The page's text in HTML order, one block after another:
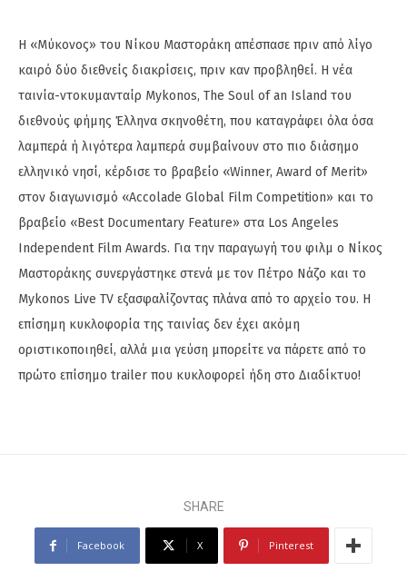
Η «Μύκονος» του Νίκου Μαστοράκη απέσπασε πριν από λίγο
καιρό δύο διεθνείς διακρίσεις, πριν καν προβληθεί. Η νέα
ταινία-ντοκυμανταίρ Mykonos, The Soul of an Island του
διεθνούς φήμης Έλληνα σκηνοθέτη, που καταγράφει όλα όσα
λαμπερά ή λιγότερα λαμπερά συμβαίνουν στο πιο διάσημο
ελληνικό νησί, κέρδισε το βραβείο «Winner, Award of Merit»
στον διαγωνισμό «Accolade Global Film Competition» και το
βραβείο «Best Documentary Feature» στα Los Angeles
Independent Film Awards. Για την παραγωγή του φιλμ ο Νίκος
Μαστοράκης συνεργάστηκε στενά με τον Πέτρο Νάζο και το
Mykonos Live TV εξασφαλίζοντας πλάνα από το αρχείο του. Η
επίσημη κυκλοφορία της ταινίας δεν έχει ακόμη
οριστικοποιηθεί, αλλά μια γεύση μπορείτε να πάρετε από το
πρώτο επίσημο trailer που κυκλοφορεί ήδη στο Διαδίκτυο!
SHARE
Facebook X Pinterest